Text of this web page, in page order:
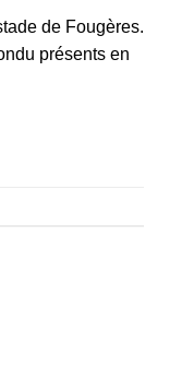
de Fougères.
présents en